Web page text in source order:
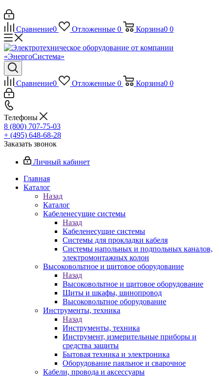
Сравнение0 Отложенные 0 Корзина0 0
Сравнение0 Отложенные 0 Корзина0 0
Телефоны
8 (800) 707-75-03
+ (495) 648-68-28
Заказать звонок
Личный кабинет
Главная
Каталог
Назад
Каталог
Кабеленесущие системы
Назад
Кабеленесущие системы
Системы для прокладки кабеля
Системы напольных и подпольных каналов,
электромонтажных колон
Высоковольтное и щитовое оборудование
Назад
Высоковольтное и щитовое оборудование
Щиты и шкафы, шинопровод
Высоковольтное оборудование
Инструменты, техника
Назад
Инструменты, техника
Инструмент, измерительные приборы и
средства защиты
Бытовая техника и электроника
Оборудование паяльное и сварочное
Кабели, провода и аксессуары